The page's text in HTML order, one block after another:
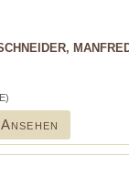
Ansehen